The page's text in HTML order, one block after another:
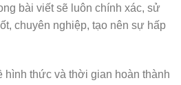
bài viết sẽ luôn chính xác, sử
chuyên nghiệp, tạo nên sự hấp
hình thức và thời gian hoàn thành